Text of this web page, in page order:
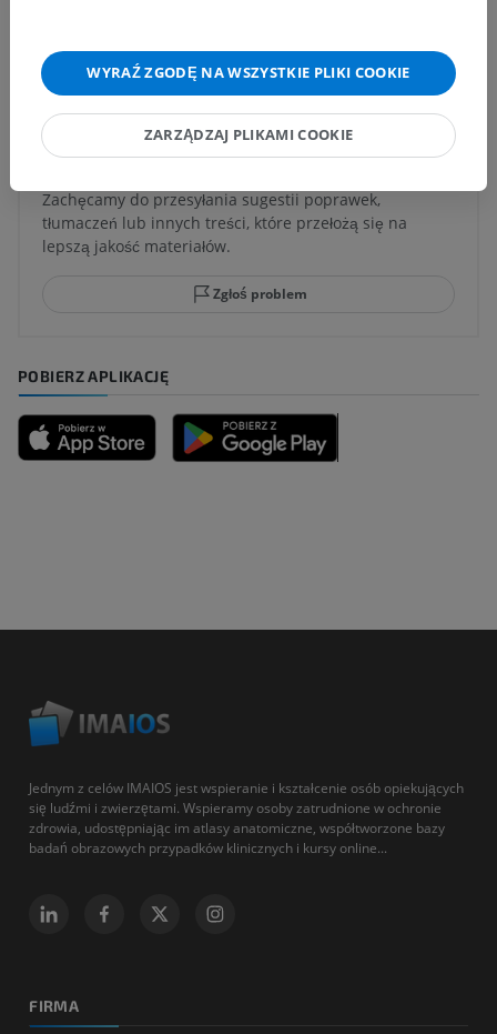
Tłumaczenia
Zauważyłeś błąd?
Zachęcamy do przesyłania sugestii poprawek,
tłumaczeń lub innych treści, które przełożą się na
lepszą jakość materiałów.
Zgłoś problem
POBIERZ APLIKACJĘ
Jednym z celów IMAIOS jest wspieranie i kształcenie osób opiekujących
się ludźmi i zwierzętami. Wspieramy osoby zatrudnione w ochronie
zdrowia, udostępniając im atlasy anatomiczne, współtworzone bazy
badań obrazowych przypadków klinicznych i kursy online...
FIRMA
WYRAŹ ZGODĘ NA WSZYSTKIE PLIKI COOKIE
ZARZĄDZAJ PLIKAMI COOKIE